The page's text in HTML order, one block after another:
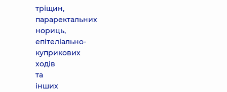
тріщин,
параректальних
нориць,
епітеліально-
куприкових
ходів
та
інших